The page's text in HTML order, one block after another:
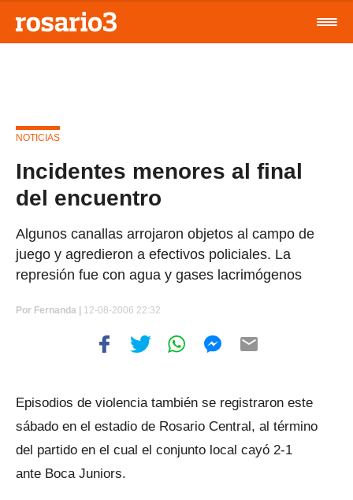
NOTICIAS
Incidentes menores al final
del encuentro
Algunos canallas arrojaron objetos al campo de
juego y agredieron a efectivos policiales. La
represión fue con agua y gases lacrimógenos
Por Fernanda | 12-08-2006 22:32
Episodios de violencia también se registraron este
sábado en el estadio de Rosario Central, al término
del partido en el cual el conjunto local cayó 2-1
ante Boca Juniors.